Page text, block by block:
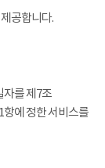
공합니다.
자를 제7조
에 정한 서비스를